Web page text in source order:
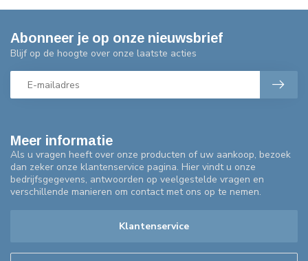
Meer informatie
Als u vragen heeft over onze producten of uw aankoop, bezoek
dan zeker onze klantenservice pagina. Hier vindt u onze
bedrijfsgegevens, antwoorden op veelgestelde vragen en
verschillende manieren om contact met ons op te nemen.
Klantenservice
Abonneer je op onze nieuwsbrief
Blijf op de hoogte over onze laatste acties